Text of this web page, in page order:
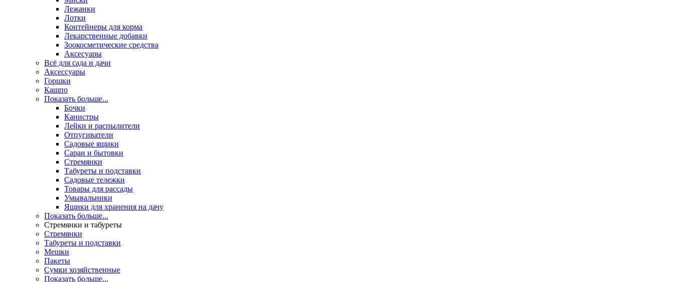
Лежанки
Лотки
Контейнеры для корма
Лекарственные добавки
Зоокосметические средства
Аксесуары
Всё для сада и дачи
Аксессуары
Горшки
Кашпо
Показать больше...
Бочки
Канистры
Лейки и распылители
Отпугиватели
Садовые ящики
Сараи и бытовки
Стремянки
Табуреты и подставки
Садовые тележки
Товары для рассады
Умывальники
Ящики для хранения на дачу
Показать больше...
Стремянки и табуреты
Стремянки
Табуреты и подставки
Мешки
Пакеты
Сумки хозяйственные
Показать больше...